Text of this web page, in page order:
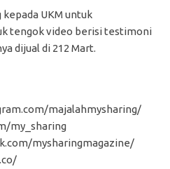
UKM untuk
tengok video berisi testimoni
dijual di 212 Mart.
majalahmysharing/
my_sharing
mysharingmagazine/